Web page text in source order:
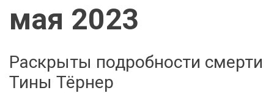
мая 2023
Раскрыты подробности смерти
Тины Тёрнер